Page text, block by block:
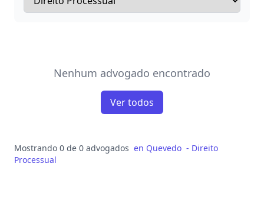
Nenhum advogado encontrado
Ver todos
Mostrando 0 de 0 advogados en Quevedo - Direito
Processual